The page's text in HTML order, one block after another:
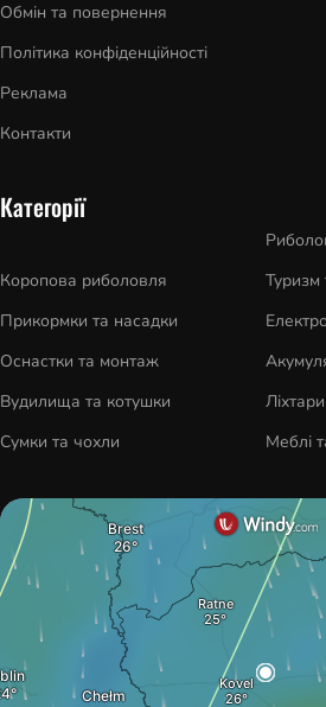
Обмін та повернення
Політика конфіденційності
Реклама
Контакти
Категорії
Коропова риболовля
Прикормки та насадки
Оснастки та монтаж
Вудилища та котушки
Сумки та чохли
Туризм
Меблі